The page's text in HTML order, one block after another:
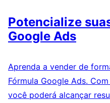
Potencialize
Google Ads
Aprenda a vender de
Fórmula Google Ads.
você poderá alcançar